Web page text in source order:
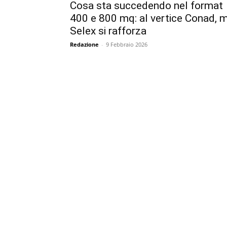
Cosa sta succedendo nel format
400 e 800 mq: al vertice Conad,
Selex si rafforza
Redazione - 9 Febbraio 2026